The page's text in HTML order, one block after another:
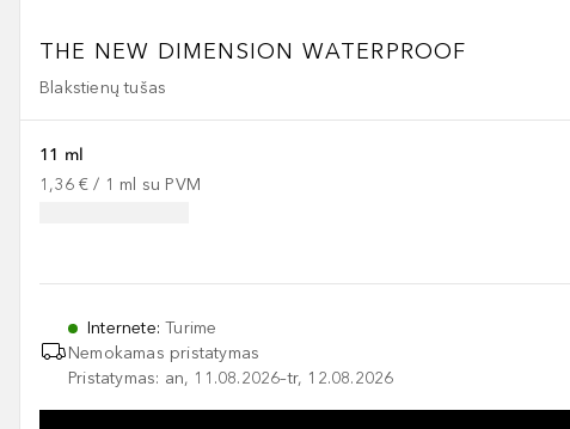
THE NEW DIMENSION WATERPROOF
Blakstienų tušas
11 ml
1,36 € / 1 ml su PVM
Internete:Turime
Nemokamas pristatymas
Pristatymas: an, 11.08.2026–tr, 12.08.2026